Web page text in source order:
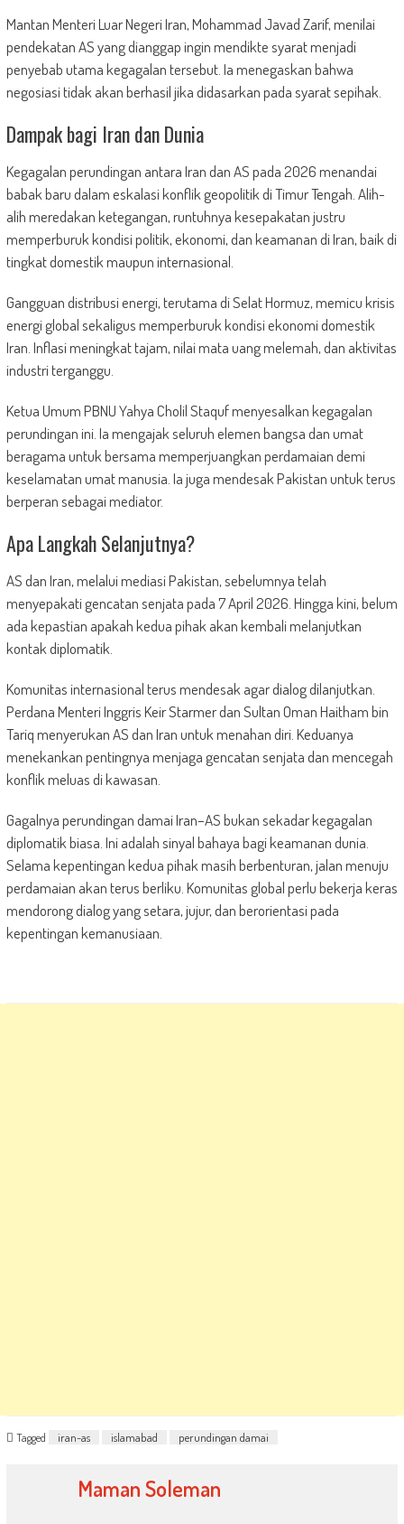
Mantan Menteri Luar Negeri Iran, Mohammad Javad Zarif, menilai
pendekatan AS yang dianggap ingin mendikte syarat menjadi
penyebab utama kegagalan tersebut. Ia menegaskan bahwa
negosiasi tidak akan berhasil jika didasarkan pada syarat sepihak.
Dampak bagi Iran dan Dunia
Kegagalan perundingan antara Iran dan AS pada 2026 menandai
babak baru dalam eskalasi konflik geopolitik di Timur Tengah. Alih-
alih meredakan ketegangan, runtuhnya kesepakatan justru
memperburuk kondisi politik, ekonomi, dan keamanan di Iran, baik di
tingkat domestik maupun internasional.
Gangguan distribusi energi, terutama di Selat Hormuz, memicu krisis
energi global sekaligus memperburuk kondisi ekonomi domestik
Iran. Inflasi meningkat tajam, nilai mata uang melemah, dan aktivitas
industri terganggu.
Ketua Umum PBNU Yahya Cholil Staquf menyesalkan kegagalan
perundingan ini. Ia mengajak seluruh elemen bangsa dan umat
beragama untuk bersama memperjuangkan perdamaian demi
keselamatan umat manusia. Ia juga mendesak Pakistan untuk terus
berperan sebagai mediator.
Apa Langkah Selanjutnya?
AS dan Iran, melalui mediasi Pakistan, sebelumnya telah
menyepakati gencatan senjata pada 7 April 2026. Hingga kini, belum
ada kepastian apakah kedua pihak akan kembali melanjutkan
kontak diplomatik.
Komunitas internasional terus mendesak agar dialog dilanjutkan.
Perdana Menteri Inggris Keir Starmer dan Sultan Oman Haitham bin
Tariq menyerukan AS dan Iran untuk menahan diri. Keduanya
menekankan pentingnya menjaga gencatan senjata dan mencegah
konflik meluas di kawasan.
Gagalnya perundingan damai Iran–AS bukan sekadar kegagalan
diplomatik biasa. Ini adalah sinyal bahaya bagi keamanan dunia.
Selama kepentingan kedua pihak masih berbenturan, jalan menuju
perdamaian akan terus berliku. Komunitas global perlu bekerja keras
mendorong dialog yang setara, jujur, dan berorientasi pada
kepentingan kemanusiaan.
Tagged iran-as islamabad perundingan damai
Maman Soleman